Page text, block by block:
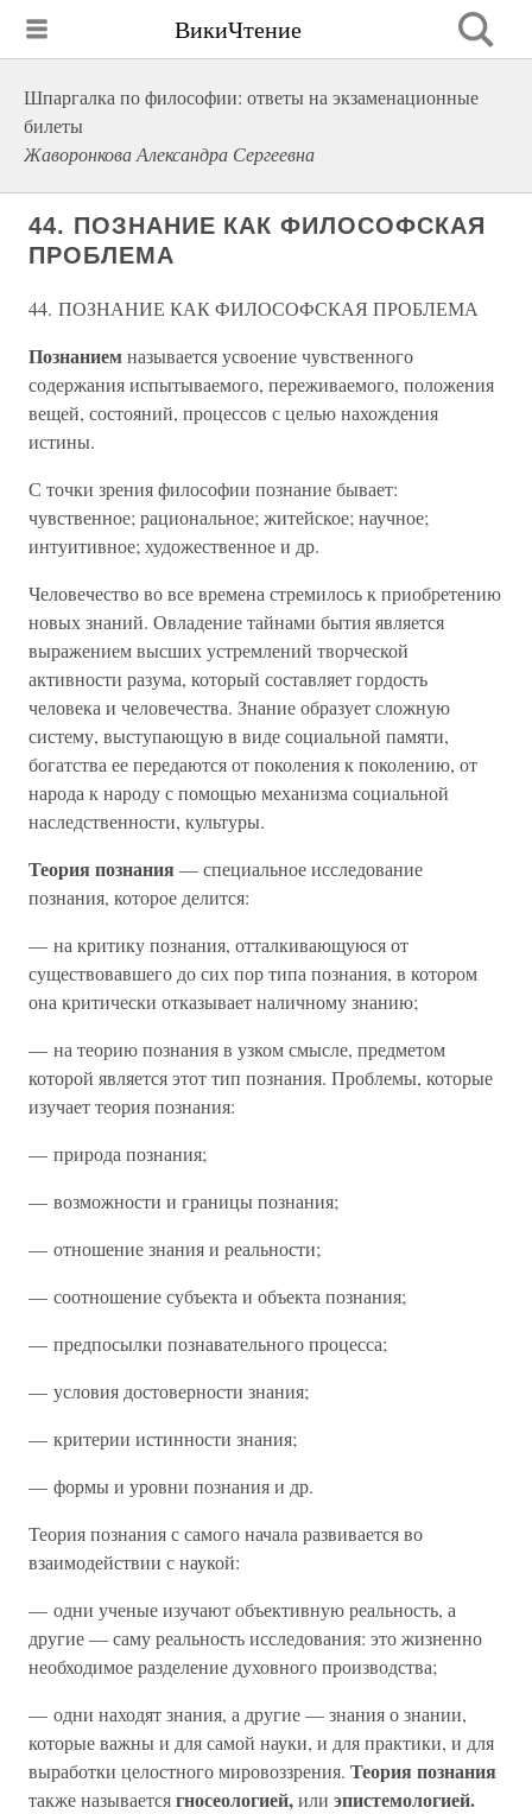
ВикиЧтение
Шпаргалка по философии: ответы на экзаменационные
билеты
Жаворонкова Александра Сергеевна
44. ПОЗНАНИЕ КАК ФИЛОСОФСКАЯ
ПРОБЛЕМА
44. ПОЗНАНИЕ КАК ФИЛОСОФСКАЯ ПРОБЛЕМА
Познаниемназывается усвоение чувственного
содержания испытываемого, переживаемого, положения
вещей, состояний, процессов с целью нахождения
истины.
С точки зрения философии познание бывает:
чувственное; рациональное; житейское; научное;
интуитивное; художественное и др.
Человечество во все времена стремилось к приобретению
новых знаний. Овладение тайнами бытия является
выражением высших устремлений творческой
активности разума, который составляет гордость
человека и человечества. Знание образует сложную
систему, выступающую в виде социальной памяти,
богатства ее передаются от поколения к поколению, от
народа к народу с помощью механизма социальной
наследственности, культуры.
Теория познания — специальное исследование
познания, которое делится:
— на критику познания, отталкивающуюся от
существовавшего до сих пор типа познания, в котором
она критически отказывает наличному знанию;
— на теорию познания в узком смысле, предметом
которой является этот тип познания. Проблемы, которые
изучает теория познания:
— природа познания;
— возможности и границы познания;
— отношение знания и реальности;
— соотношение субъекта и объекта познания;
— предпосылки познавательного процесса;
— условия достоверности знания;
— критерии истинности знания;
— формы и уровни познания и др.
Теория познания с самого начала развивается во
взаимодействии с наукой:
— одни ученые изучают объективную реальность, а
другие — саму реальность исследования: это жизненно
необходимое разделение духовного производства;
— одни находят знания, а другие — знания о знании,
которые важны и для самой науки, и для практики, и для
выработки целостного мировоззрения. Теория познания
также называетсягносеологией,или эпистемологией.